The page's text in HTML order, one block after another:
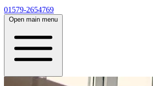
01579-2654769
Open main menu